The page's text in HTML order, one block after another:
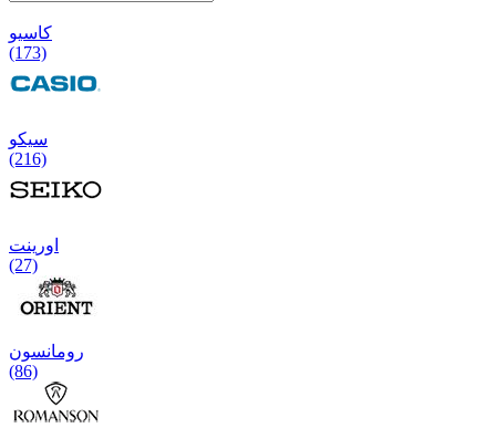
کاسیو
(173)
سیکو
(216)
اورینت
(27)
رومانسون
(86)